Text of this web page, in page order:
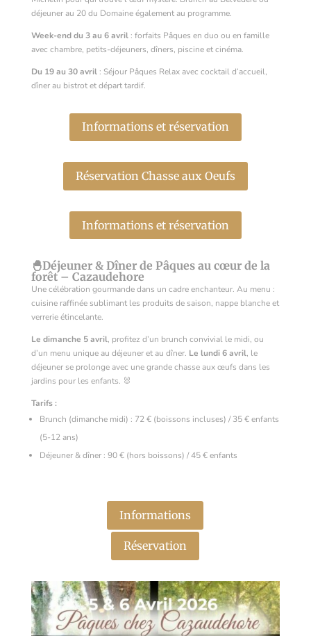
déjeuner au 20 du Domaine également au programme.
Week-end du 3 au 6 avril: forfaits Pâques en duo ou en famille
avec chambre, petits-déjeuners, dîners, piscine et cinéma.
Du 19 au 30 avril: Séjour Pâques Relax avec cocktail d’accueil,
dîner au bistrot et départ tardif.
Informations et réservation
Réservation Chasse aux Oeufs
Informations et réservation
🐣Déjeuner & Dîner de Pâques au cœur de la
forêt – Cazaudehore
Une célébration gourmande dans un cadre enchanteur. Au menu :
cuisine raffinée sublimant les produits de saison, nappe blanche et
verrerie étincelante.
Le dimanche 5 avril, profitez d’un brunch convivial le midi, ou
d’un menu unique au déjeuner et au dîner. Le lundi 6 avril, le
déjeuner se prolonge avec une grande chasse aux œufs dans les
jardins pour les enfants. 🐰
Tarifs :
Brunch (dimanche midi) : 72 € (boissons incluses) / 35 € enfants
(5-12 ans)
Déjeuner & dîner : 90 € (hors boissons) / 45 € enfants
Informations
Réservation